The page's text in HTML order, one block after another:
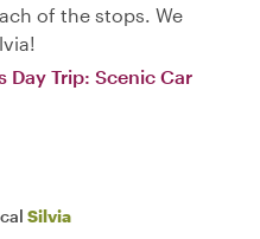
of the stops. We
Day Trip: Scenic Car
Silvia